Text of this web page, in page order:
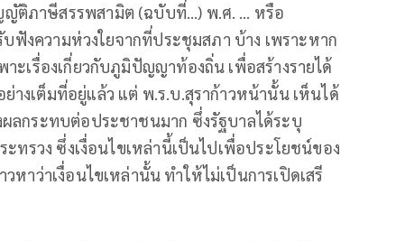
ติภาษีสรรพสามิต (ฉบับที่…) พ.ศ. … หรือ
ฟังความห่วงใยจากที่ประชุมสภา บ้าง เพราะหาก
ะเรื่องเกี่ยวกับภูมิปัญญาท้องถิ่น เพื่อสร้างรายได้
งเต็มที่อยู่แล้ว แต่ พ.ร.บ.สุราก้าวหน้านั้น เห็นได้
ลกระทบต่อประชาชนมาก ซึ่งรัฐบาลได้ระบุ
ทรวง ซึ่งเงื่อนไขเหล่านี้เป็นไปเพื่อประโยชน์ของ
าว่าเงื่อนไขเหล่านั้น ทำให้ไม่เป็นการเปิดเสรี